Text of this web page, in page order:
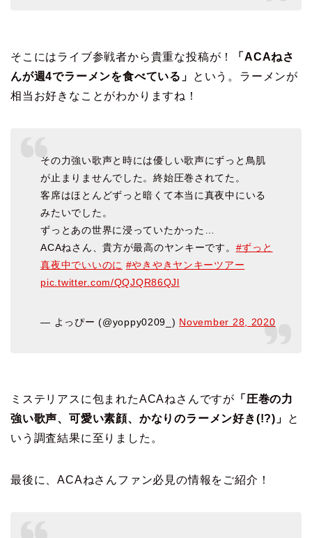
そこにはライブ参戦者から貴重な投稿が！
「ACAねさ
んが週4でラーメンを食べている」
という。ラーメンが
相当お好きなことがわかりますね！
その力強い歌声と時には優しい歌声にずっと鳥肌
が止まりませんでした。終始圧巻されてた。
客席はほとんどずっと暗くて本当に真夜中にいる
みたいでした。
ずっとあの世界に浸っていたかった…
ACAねさん、貴方が最高のヤンキーです。 #ずっと
真夜中でいいのに #やきやきヤンキーツアー
pic.twitter.com/QQJQR86QJl
— よっぴー (@yoppy0209_) November 28, 2020
ミステリアスに包まれたACAねさんですが 「圧巻の力
強い歌声、可愛い素顔、かなりのラーメン好き(!?)」
と
いう調査結果に至りました。
最後に、ACAねさんファン必見の情報をご紹介！